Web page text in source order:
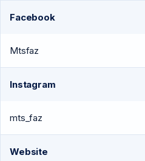
Facebook
Mtsfaz
Instagram
mts_faz
Website